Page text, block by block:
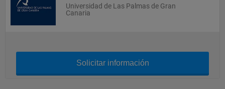
Universidad de Las Palmas de Gran
Canaria
Solicitar información